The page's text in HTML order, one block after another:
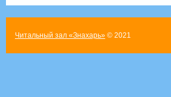
Читальный зал «Знахарь»© 2021